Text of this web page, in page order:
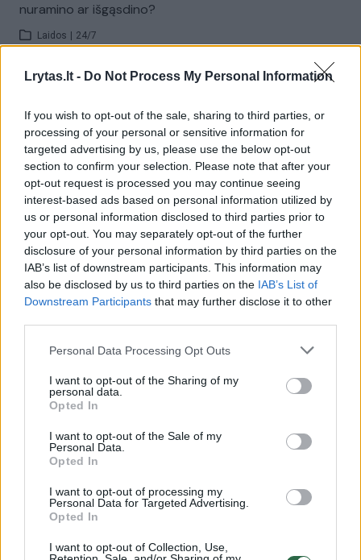
Lrytas.lt - Do Not Process My Personal Information
If you wish to opt-out of the sale, sharing to third parties, or
processing of your personal or sensitive information for
targeted advertising by us, please use the below opt-out
section to confirm your selection. Please note that after your
opt-out request is processed you may continue seeing
interest-based ads based on personal information utilized by
us or personal information disclosed to third parties prior to
your opt-out. You may separately opt-out of the further
disclosure of your personal information by third parties on the
IAB’s list of downstream participants. This information may
also be disclosed by us to third parties on the IAB’s List of
Downstream Participants that may further disclose it to other
Personal Data Processing Opt Outs
I want to opt-out of the Sharing of my
personal data.
Opted In
I want to opt-out of the Sale of my
Personal Data.
Opted In
I want to opt-out of processing my
Personal Data for Targeted Advertising.
Opted In
I want to opt-out of Collection, Use,
nuramino ar išgąsdino?
Laidos 24/7
00:00:52
dar sieks 30 laipsnių
Žinios | Orai
Visi įrašai
Žiūrimiausi įrašai
Vaizdai iš tragiškos avarijos Vilniaus r.: dviejų moterų ir
vaiko gyvybių išgelbėti nepavyko
32 laipsnių šilumos
V. Zalužno pasisakymą laiko bandymu įsitvirtinti
Ukrainos politikoje: jis yra neteisus